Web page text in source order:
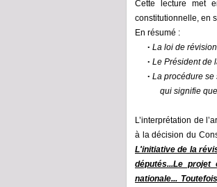
Cette lecture met
constitutionnelle, en
En résumé :
• La loi de
• Le Président de
•La procédure se
qui signifie que
L’interprétation de
à la décision du
L'initiative de la
députés...Le
nationale...